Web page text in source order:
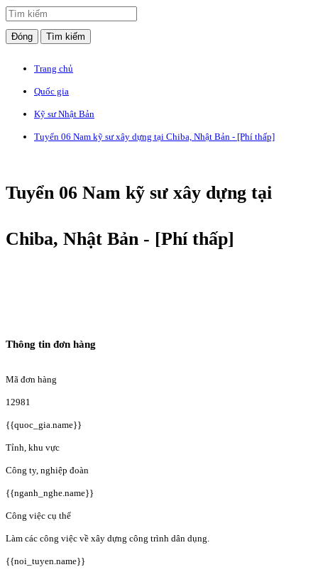
Đóng Tìm kiếm
Trang chủ
Quốc gia
Kỹ sư Nhật Bản
Tuyển 06 Nam kỹ sư xây dựng tại Chiba, Nhật Bản - [Phí thấp]
Tuyển 06 Nam kỹ sư xây dựng tại
Chiba, Nhật Bản - [Phí thấp]
Thông tin đơn hàng
Mã đơn hàng
12981
{{quoc_gia.name}}
Tỉnh, khu vực
Công ty, nghiệp đoàn
{{nganh_nghe.name}}
Công việc cụ thể
Làm các công việc về xây dựng công trình dân dụng.
{{noi_tuyen.name}}